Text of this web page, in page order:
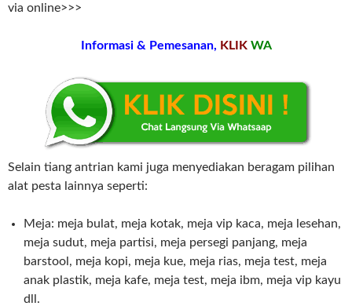
via online>>>
Informasi & Pemesanan, KLIK WA
Selain tiang antrian kami juga menyediakan beragam pilihan
alat pesta lainnya seperti:
Meja: meja bulat, meja kotak, meja vip kaca, meja lesehan,
meja sudut, meja partisi, meja persegi panjang, meja
barstool, meja kopi, meja kue, meja rias, meja test, meja
anak plastik, meja kafe, meja test, meja ibm, meja vip kayu
dll.